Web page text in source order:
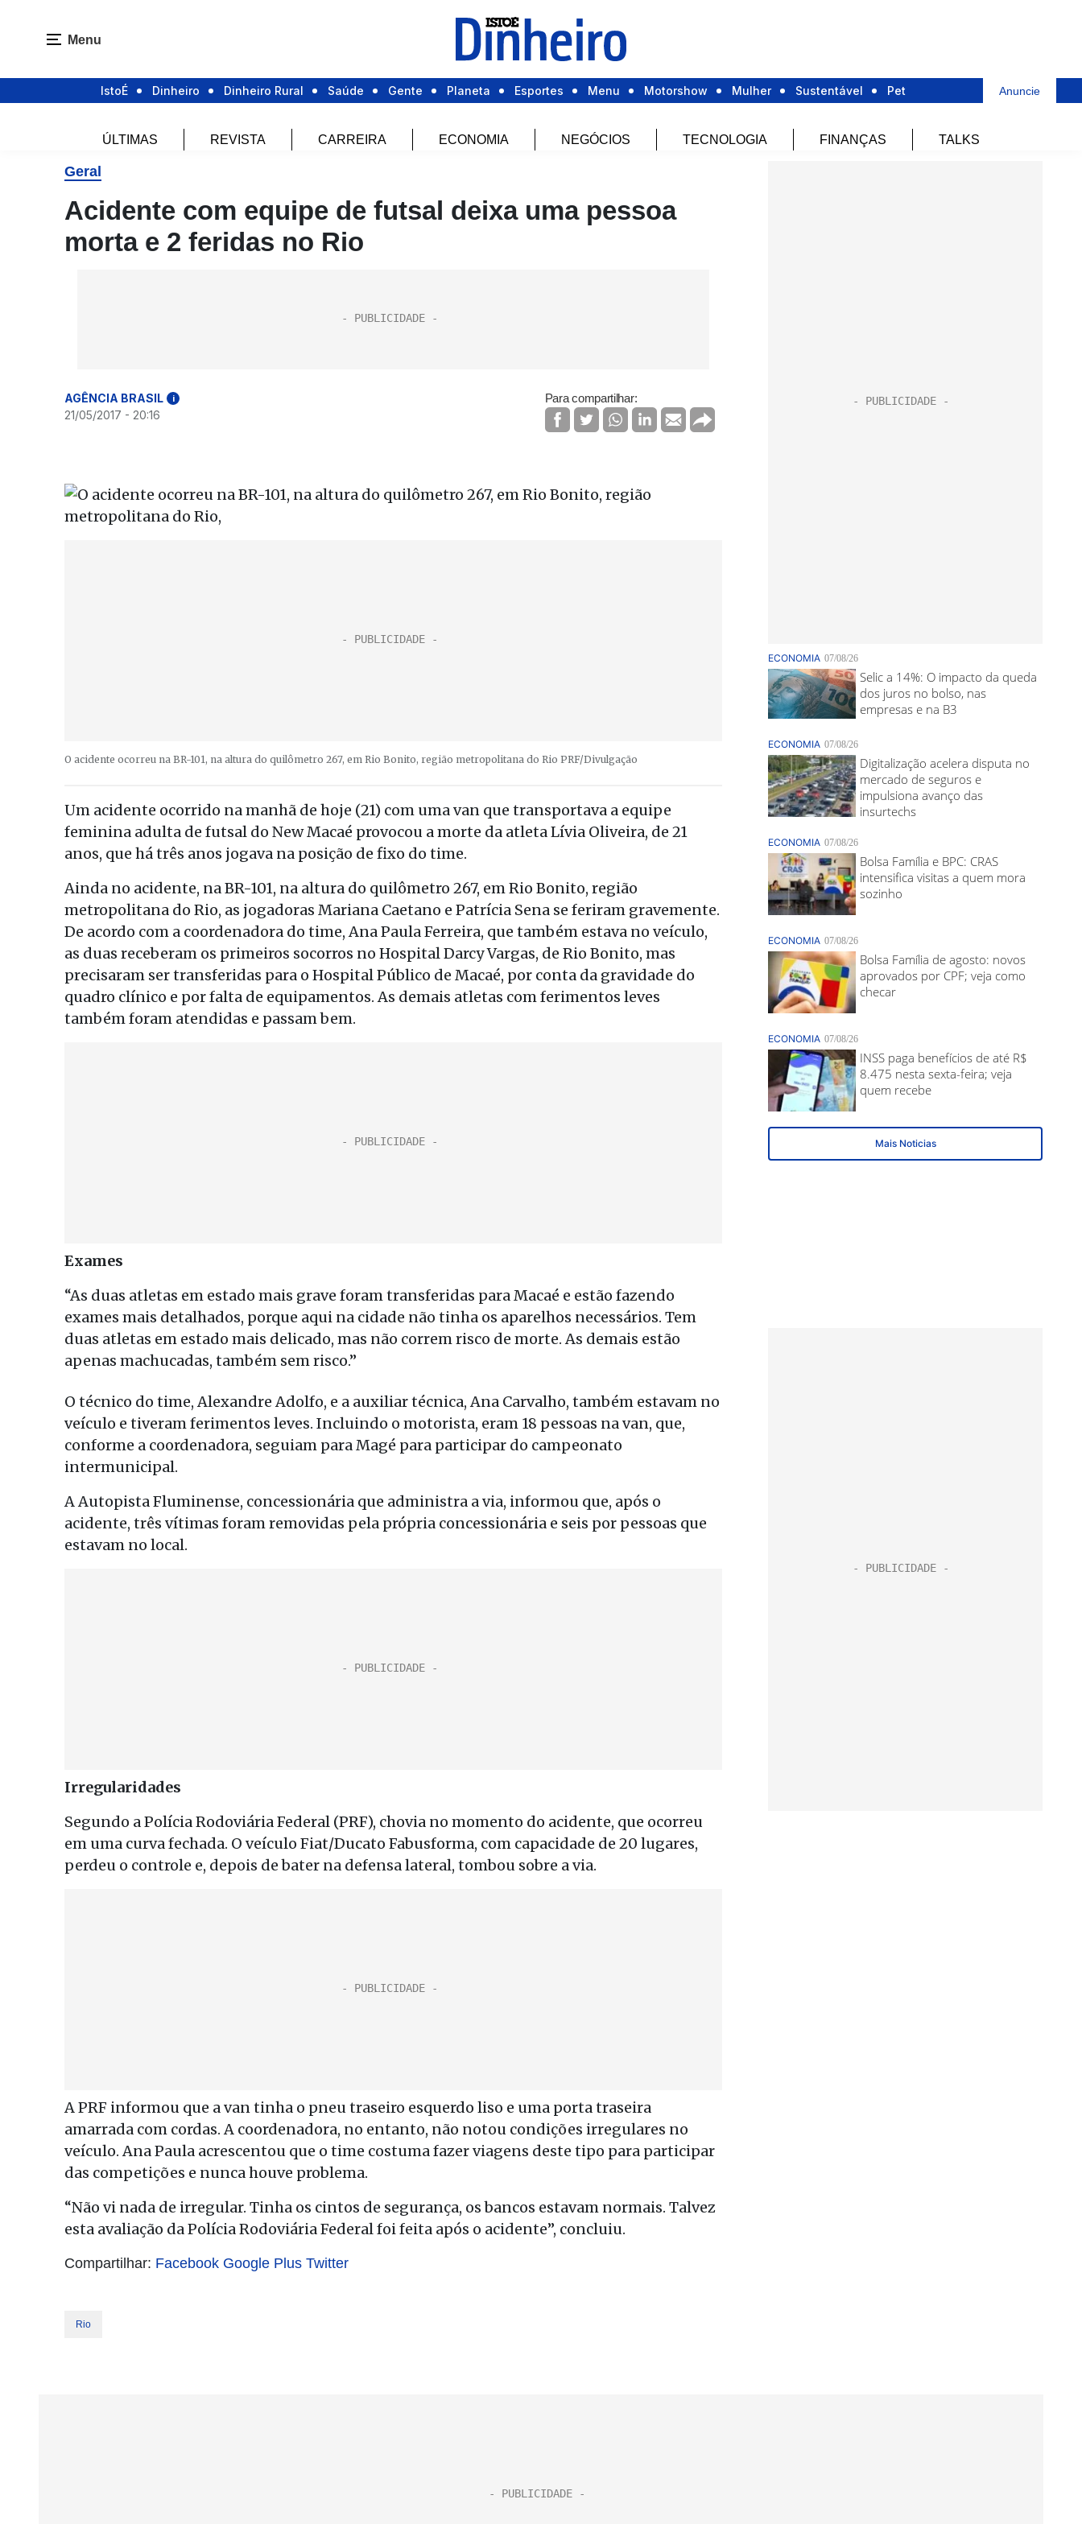
Menu
IstoÉ Dinheiro Dinheiro Rural Saúde Gente Planeta Esportes Menu Motorshow Mulher Sustentável Pet Anuncie
ÚLTIMAS REVISTA CARREIRA ECONOMIA NEGÓCIOS TECNOLOGIA FINANÇAS TALKS
Geral
Acidente com equipe de futsal deixa uma pessoa
morta e 2 feridas no Rio
AGÊNCIA BRASIL i
21/05/2017 - 20:16
Para compartilhar:
O acidente ocorreu na BR-101, na altura do quilômetro 267, em Rio Bonito, região metropolitana do Rio PRF/Divulgação
Um acidente ocorrido na manhã de hoje (21) com uma van que transportava a equipe
feminina adulta de futsal do New Macaé provocou a morte da atleta Lívia Oliveira, de 21
anos, que há três anos jogava na posição de fixo do time.
Ainda no acidente, na BR-101, na altura do quilômetro 267, em Rio Bonito, região
metropolitana do Rio, as jogadoras Mariana Caetano e Patrícia Sena se feriram gravemente.
De acordo com a coordenadora do time, Ana Paula Ferreira, que também estava no veículo,
as duas receberam os primeiros socorros no Hospital Darcy Vargas, de Rio Bonito, mas
precisaram ser transferidas para o Hospital Público de Macaé, por conta da gravidade do
quadro clínico e por falta de equipamentos. As demais atletas com ferimentos leves
também foram atendidas e passam bem.
Exames
“As duas atletas em estado mais grave foram transferidas para Macaé e estão fazendo
exames mais detalhados, porque aqui na cidade não tinha os aparelhos necessários. Tem
duas atletas em estado mais delicado, mas não correm risco de morte. As demais estão
apenas machucadas, também sem risco.”
O técnico do time, Alexandre Adolfo, e a auxiliar técnica, Ana Carvalho, também estavam no
veículo e tiveram ferimentos leves. Incluindo o motorista, eram 18 pessoas na van, que,
conforme a coordenadora, seguiam para Magé para participar do campeonato
intermunicipal.
A Autopista Fluminense, concessionária que administra a via, informou que, após o
acidente, três vítimas foram removidas pela própria concessionária e seis por pessoas que
estavam no local.
Irregularidades
Segundo a Polícia Rodoviária Federal (PRF), chovia no momento do acidente, que ocorreu
em uma curva fechada. O veículo Fiat/Ducato Fabusforma, com capacidade de 20 lugares,
perdeu o controle e, depois de bater na defensa lateral, tombou sobre a via.
A PRF informou que a van tinha o pneu traseiro esquerdo liso e uma porta traseira
amarrada com cordas. A coordenadora, no entanto, não notou condições irregulares no
veículo. Ana Paula acrescentou que o time costuma fazer viagens deste tipo para participar
das competições e nunca houve problema.
“Não vi nada de irregular. Tinha os cintos de segurança, os bancos estavam normais. Talvez
esta avaliação da Polícia Rodoviária Federal foi feita após o acidente”, concluiu.
Compartilhar: Facebook Google Plus Twitter
Rio